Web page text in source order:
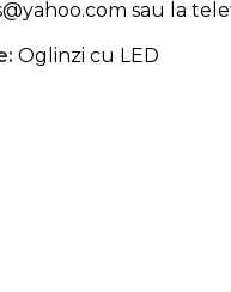
sau la
Oglinzi cu LED